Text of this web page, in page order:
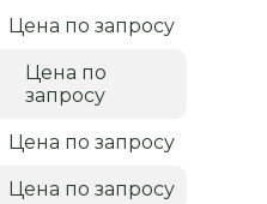
Цена по запросу
Цена по
запросу
Цена по запросу
Цена по запросу